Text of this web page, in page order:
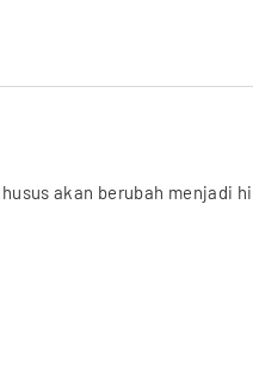
akan berubah menjadi